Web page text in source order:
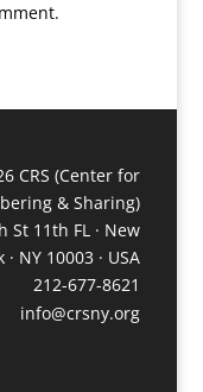
CRS (Center for
& Sharing)
St 11th FL · New
· NY 10003 · USA
212-677-8621
info@crsny.org